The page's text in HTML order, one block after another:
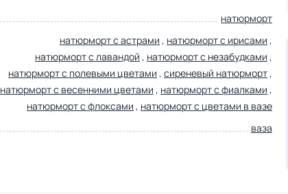
натюрморт
натюрморт с астрами , натюрморт с ирисами ,
натюрморт с лавандой , натюрморт с незабудками ,
натюрморт с полевыми цветами , сиреневый натюрморт,
натюрморт с весенними цветами , натюрморт с фиалками ,
натюрморт с флоксами , натюрморт с цветами в вазе
ваза